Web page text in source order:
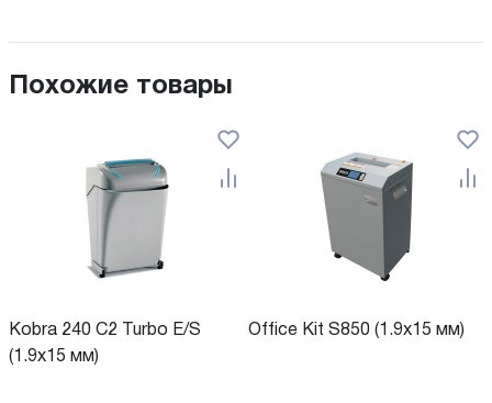
Похожие товары
Kobra 240 C2 Turbo E/S
(1.9x15 мм)
Office Kit S850 (1.9x15 мм)